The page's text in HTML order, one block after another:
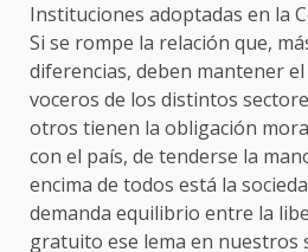
Instituciones adoptadas en la
Si se rompe la relación que,
diferencias, deben mantener
voceros de los distintos
otros tienen la obligación
con el país, de tenderse la
encima de todos está la
demanda equilibrio entre la
gratuito ese lema en nuestros